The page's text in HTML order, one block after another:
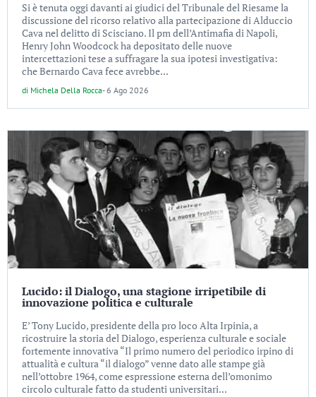
Si è tenuta oggi davanti ai giudici del Tribunale del Riesame la
discussione del ricorso relativo alla partecipazione di Alduccio
Cava nel delitto di Scisciano. Il pm dell’Antimafia di Napoli,
Henry John Woodcock ha depositato delle nuove
intercettazioni tese a suffragare la sua ipotesi investigativa:
che Bernardo Cava fece avrebbe...
di Michela Della Rocca-6 Ago 2026
Lucido: il Dialogo, una stagione irripetibile di
innovazione politica e culturale
E’ Tony Lucido, presidente della pro loco Alta Irpinia, a
ricostruire la storia del Dialogo, esperienza culturale e sociale
fortemente innovativa “Il primo numero del periodico irpino di
attualità e cultura “il dialogo” venne dato alle stampe già
nell’ottobre 1964, come espressione esterna dell’omonimo
circolo culturale fatto da studenti universitari...